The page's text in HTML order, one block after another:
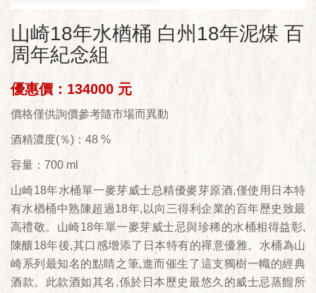
山崎18年水楢桶 白州18年泥煤 百
周年紀念組
優惠價：134000 元
價格僅供詢價參考隨市場而異動
酒精濃度(％)：48 %
容量：700 ml
山崎18年水桶單一麥芽威士总精優麥芽原酒,僅使用日本特
有水楢桶中熟陳超過18年,以向三得利企業的百年歷史致最
高禮敬。山崎18年單一麥芽威士忌與珍稀的水桶相得益彰,
陳釀18年後,其口感增添了日本特有的禪意優雅。水桶為山
崎系列最知名的點睛之筆,進而催生了這支獨樹一幟的經典
酒款。此款酒如其名,係於日本歷史最悠久的威士忌蒸餾所